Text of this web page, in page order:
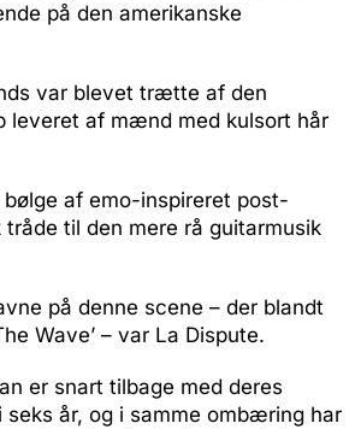
på den amerikanske
var blevet trætte af den
leveret af mænd med kulsort hår
af emo-inspireret post-
til den mere rå guitarmusik
på denne scene – der blandt
Wave’ – var La Dispute.
er snart tilbage med deres
seks år, og i samme ombæring har